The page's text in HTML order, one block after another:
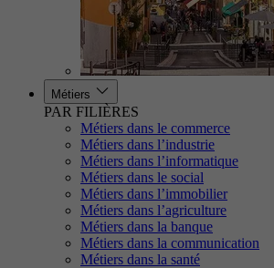
Métiers
PAR FILIÈRES
Métiers dans le commerce
Métiers dans l’industrie
Métiers dans l’informatique
Métiers dans le social
Métiers dans l’immobilier
Métiers dans l’agriculture
Métiers dans la banque
Métiers dans la communication
Métiers dans la santé